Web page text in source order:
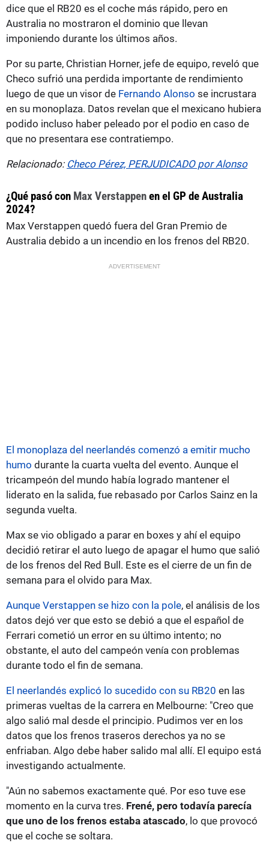
dice que el RB20 es el coche más rápido, pero en
Australia no mostraron el dominio que llevan
imponiendo durante los últimos años.
Por su parte, Christian Horner, jefe de equipo, reveló que
Checo sufrió una perdida importante de rendimiento
luego de que un visor de Fernando Alonso se incrustara
en su monoplaza. Datos revelan que el mexicano hubiera
podido incluso haber peleado por el podio en caso de
que no presentara ese contratiempo.
Relacionado: Checo Pérez, PERJUDICADO por Alonso
¿Qué pasó con Max Verstappenen el GP de Australia
2024?
Max Verstappen quedó fuera del Gran Premio de
Australia debido a un incendio en los frenos del RB20.
ADVERTISEMENT
El monoplaza del neerlandés comenzó a emitir mucho
humo durante la cuarta vuelta del evento. Aunque el
tricampeón del mundo había logrado mantener el
liderato en la salida, fue rebasado por Carlos Sainz en la
segunda vuelta.
Max se vio obligado a parar en boxes y ahí el equipo
decidió retirar el auto luego de apagar el humo que salió
de los frenos del Red Bull. Este es el cierre de un fin de
semana para el olvido para Max.
Aunque Verstappen se hizo con la pole, el análisis de los
datos dejó ver que esto se debió a que el español de
Ferrari cometió un error en su último intento; no
obstante, el auto del campeón venía con problemas
durante todo el fin de semana.
El neerlandés explicó lo sucedido con su RB20 en las
primeras vueltas de la carrera en Melbourne: "Creo que
algo salió mal desde el principio. Pudimos ver en los
datos que los frenos traseros derechos ya no se
enfriaban. Algo debe haber salido mal allí. El equipo está
investigando actualmente.
"Aún no sabemos exactamente qué. Por eso tuve ese
momento en la curva tres. Frené, pero todavía parecía
que uno de los frenos estaba atascado, lo que provocó
que el coche se soltara.